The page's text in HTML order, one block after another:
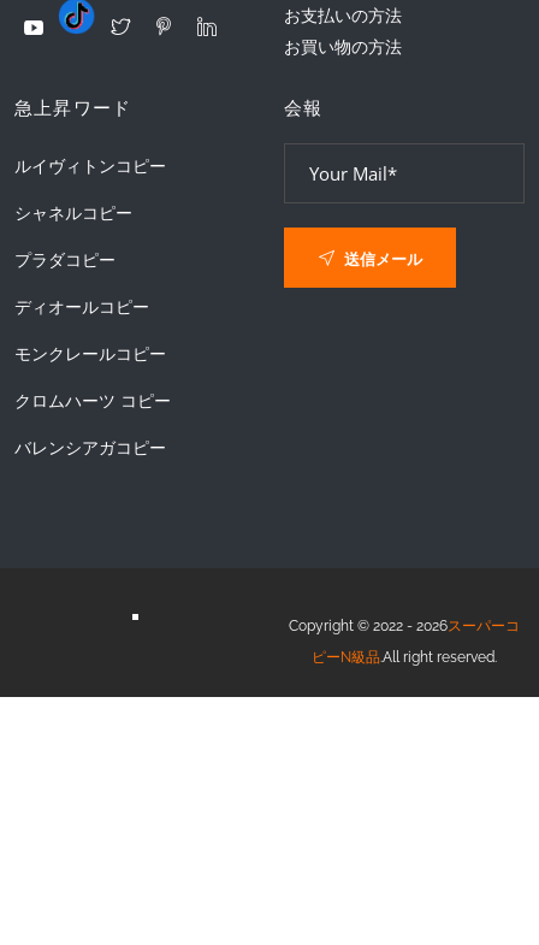
お支払いの方法
お買い物の方法
急上昇ワード
ルイヴィトンコピー
シャネルコピー
プラダコピー
ディオールコピー
モンクレールコピー
クロムハーツ コピー
バレンシアガコピー
会報
送信メール
Copyright © 2022 - 2026スーパーコ
ピーN級品.All right reserved.